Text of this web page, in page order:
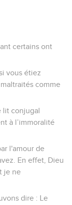
certains ont
vous étiez
comme
lit conjugal
à l’immoralité
l'amour de
En effet, Dieu
je ne
dire : Le